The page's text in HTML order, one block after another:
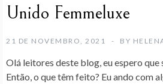
Unido Femmeluxe
21 DE NOVEMBRO, 2021 BY
Olá leitores deste blog, eu espero que
Então, o que têm feito? Eu ando com